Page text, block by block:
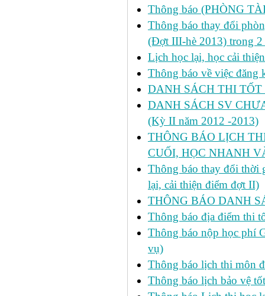
Thông báo (PHÒNG
Thông báo thay đổi
(Đợt III-hè 2013) trong
Lịch học lại, học cải
Thông báo về việc
DANH SÁCH THI
DANH SÁCH SV
(Kỳ II năm 2012 -2013)
THÔNG BÁO LỊCH
CUỐI, HỌC NHANH
Thông báo thay đổi thời
lại, cải thiện điểm đợt II)
THÔNG BÁO DANH
Thông báo địa điểm thi
Thông báo nộp học phí
vụ)
Thông báo lịch thi môn
Thông báo lịch bảo vệ